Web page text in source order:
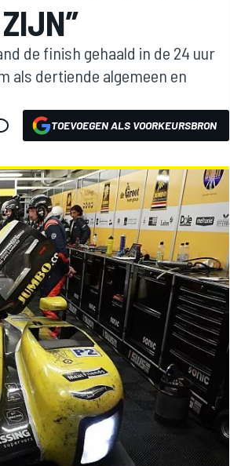
de finish gehaald in de 24 uur
als dertiende algemeen en
TOEVOEGEN ALS VOORKEURSBRON